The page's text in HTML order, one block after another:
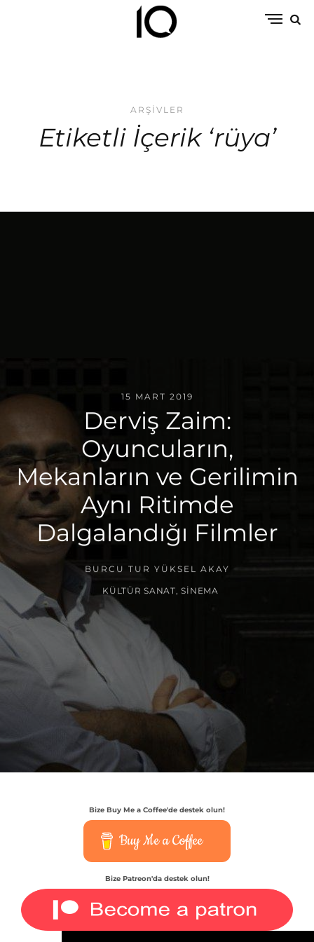
ARŞIVLER
Etiketli İçerik ‘rüya’
15 MART 2019
Derviş Zaim:
Oyuncuların,
Mekanların ve Gerilimin
Aynı Ritimde
Dalgalandığı Filmler
BURCU TUR YÜKSEL AKAY
KÜLTÜR SANAT ,SINEMA
Bize Buy Me a Coffee'de destek olun!
Buy Me a Coffee
Bize Patreon'da destek olun!